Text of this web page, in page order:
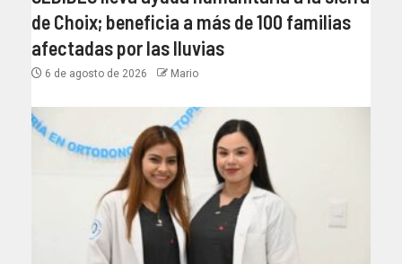
de Choix; beneficia a más de 100 familias
afectadas por las lluvias
6 de agosto de 2026 Mario